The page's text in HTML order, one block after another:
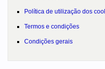
Política de utilização dos
Termos e condições
Condições gerais